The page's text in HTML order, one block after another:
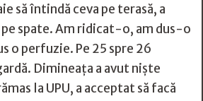
să întindă ceva pe terasă, a
pe spate. Am ridicat-o, am dus-o
o perfuzie. Pe 25 spre 26
Dimineața a avut niște
la UPU, a acceptat să facă